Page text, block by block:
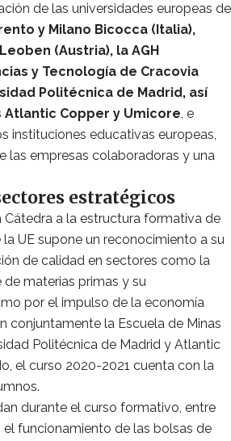
de las universidades europeas de
y Milano Bicocca (Italia),
(Austria), la AGH
y Tecnología de Cracovia
Politécnica de Madrid, así
Copper y Umicore, e
instituciones educativas europeas,
las empresas colaboradoras y una
estratégicos
Cátedra a la estructura formativa de
UE supone un reconocimiento a su
de calidad en sectores como la
materias primas y su
por el impulso de la economía
conjuntamente la Escuela de Minas
Politécnica de Madrid y Atlantic
el curso 2020-2021 cuenta con la
durante el curso formativo, entre
funcionamiento de las bolsas de